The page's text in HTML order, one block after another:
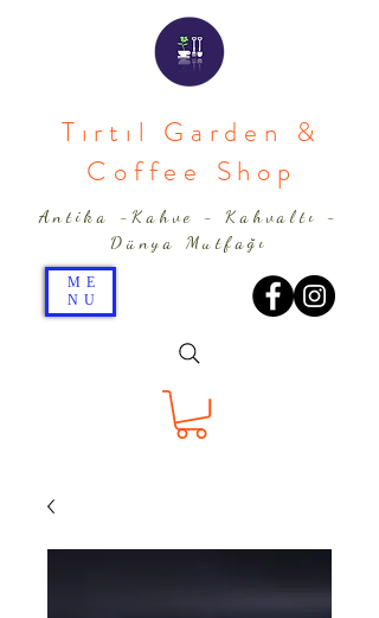
Tırtıl Garden &
Coffee Shop
ME
NU
Antika -Kahve - Kahvaltı -
Dünya Mutfağı